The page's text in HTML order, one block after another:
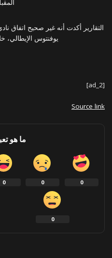
التقارير أكدت أنه غير صحيح اتفاق
يوفنتوس الإيطالي،
[ad_2]
Source link
ما هو
0
0
0
0